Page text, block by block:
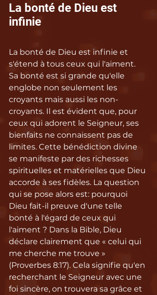
La bonté de Dieu est
infinie
La bonté de Dieu est infinie et
s'étend à tous ceux qui l'aiment.
Sa bonté est si grande qu'elle
englobe non seulement les
croyants mais aussi les non-
croyants. Il est évident que, pour
ceux qui adorent le Seigneur, ses
bienfaits ne connaissent pas de
limites. Cette bénédiction divine
se manifeste par des richesses
spirituelles et matérielles que Dieu
accorde à ses fidèles. La question
qui se pose alors est: pourquoi
Dieu fait-il preuve d'une telle
bonté à l'égard de ceux qui
l'aiment ? Dans la Bible, Dieu
déclare clairement que « celui qui
me cherche me trouve »
(Proverbes 8:17). Cela signifie qu'en
recherchant le Seigneur avec une
foi sincère, on trouvera sa grâce et